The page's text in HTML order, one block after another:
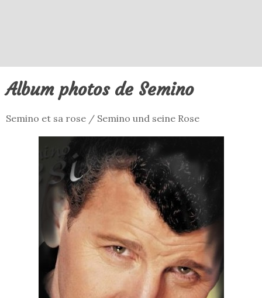
Album photos de Semino
Semino et sa rose / Semino und seine Rose